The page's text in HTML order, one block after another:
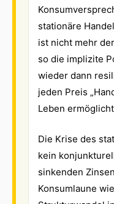
stationäre
ist nicht mehr
so die implizite
wieder dann
jeden Preis
Leben
Die Krise des
kein
sinkenden
Konsumlaune